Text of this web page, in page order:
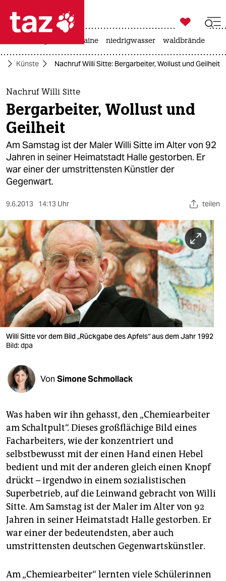
 taz zahl ich
taz zahl ich
themen
politik
öko
gesellschaft
kultur
sport
berlin
nord
wahrheit
verlag
verlag
veranstaltungen
fragen & hilfe
unterstützen
abo
genossenschaft
epaper login

taz zahl ich
krieg in der ukraine niedrigwasser waldbrände
Künste Nachruf Willi Sitte: Bergarbeiter, Wollust und Geilheit
Nachruf Willi Sitte
Bergarbeiter, Wollust und
Geilheit
Am Samstag ist der Maler Willi Sitte im Alter von 92
Jahren in seiner Heimatstadt Halle gestorben. Er
war einer der umstrittensten Künstler der
Gegenwart.
9.6.2013 14:13 Uhr teilen
Willi Sitte vor dem Bild „Rückgabe des Apfels“ aus dem Jahr 1992
Bild: dpa
Von Simone Schmollack
Was haben wir ihn gehasst, den „Chemiearbeiter
am Schaltpult“. Dieses großflächige Bild eines
Facharbeiters, wie der konzentriert und
selbstbewusst mit der einen Hand einen Hebel
bedient und mit der anderen gleich einen Knopf
drückt – irgendwo in einem sozialistischen
Superbetrieb, auf die Leinwand gebracht von Willi
Sitte. Am Samstag ist der Maler im Alter von 92
Jahren in seiner Heimatstadt Halle gestorben. Er
war einer der bedeutendsten, aber auch
umstrittensten deutschen Gegenwartskünstler.
Am „Chemiearbeiter“ lernten viele Schülerinnen